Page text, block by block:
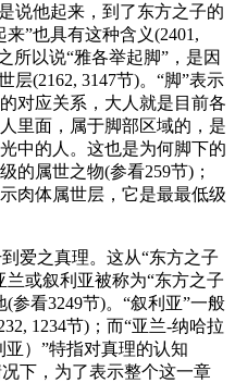
说他起来，到了东方之子的
”也具有这种含义(2401,
所以说“雅各举起脚”，是因
层(2162, 3147节)。“脚”表示
对应关系，大人就是目前各
里面，属于脚部区域的，是
中的人。这也是为何脚下的
的属世之物(参看259节)；
肉体属世层，它是最最低级
爱之真理。这从“东方之子
或叙利亚被称为“东方之子
参看3249节)。“叙利亚”一般
1234节)；而“亚兰-纳哈拉
亚）”特指对真理的认知
下，为了表示整个这一章